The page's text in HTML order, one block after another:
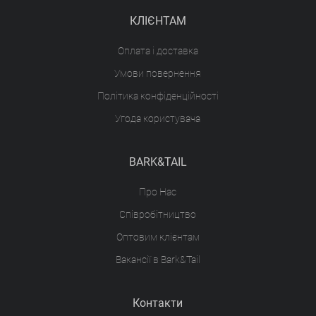
КЛІЄНТАМ
Оплата і доставка
Умови повернення
Політика конфіденційності
Угода користувача
BARK&TAIL
Про Нас
Співробітництво
Оптовим клієнтам
Вакансії в Bark&Tail
Контакти